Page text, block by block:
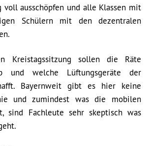
voll ausschöpfen und alle Klassen mit
Schülern mit den dezentralen
Kreistagssitzung sollen die Räte
und welche Lüftungsgeräte der
Bayernweit gibt es hier keine
und zumindest was die mobilen
sind Fachleute sehr skeptisch was